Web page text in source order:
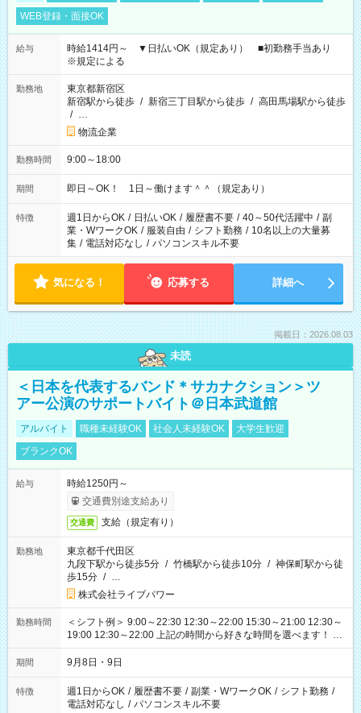
WEB登録・面接OK
給与
時給1414円～ ▼日払いOK（規定あり） ■初勤務手当あり
※規定による
勤務地
東京都新宿区
新宿駅から徒歩 / 新宿三丁目駅から徒歩 / 高田馬場駅から徒歩
/ …
物流企業
勤務時間 9:00～18:00
期間 即日～OK！ 1日～働けます＾＾（規定あり）
特徴 週1日からOK / 日払いOK / 履歴書不要 / 40～50代活躍中 / 副
業・WワークOK / 服装自由 / シフト勤務 / 10名以上の大量募
集 / 電話対応なし / パソコンスキル不要
気になる！ 応募する 詳細へ
掲載日：2026.08.03
未読
＜日本を代表するバンド＊サカナクション＞ツ
アー公演のサポートバイト＠日本武道館
アルバイト 職種未経験OK 社会人未経験OK
大学生歓迎
ブランクOK
給与
時給1250円～
交通費別途支給あり
交通費 支給（規定有り）
勤務地
東京都千代田区
九段下駅から徒歩5分 / 竹橋駅から徒歩10分 / 神保町駅から徒
歩15分 / …
株式会社ライブパワー
勤務時間
＜シフト例＞ 9:00～22:30 12:30～22:00 15:30～21:00 12:30～
19:00 12:30～22:00 上記の時間から好きな時間を選べます！ ※
時間は変更となる可能性があります
期間 9月8日・9日
特徴 週1日からOK / 履歴書不要 / 副業・WワークOK / シフト勤務 /
電話対応なし / パソコンスキル不要